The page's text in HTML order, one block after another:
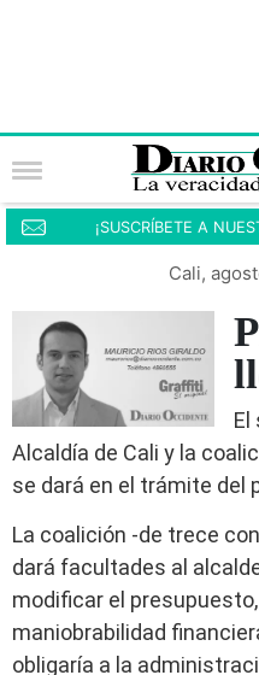
¡SUSCRÍBETE A
Cali,
El
Alcaldía de Cali y la
se dará en el trámite del
La coalición -de trece
dará facultades al
modificar el
maniobrabilidad
obligaría a la